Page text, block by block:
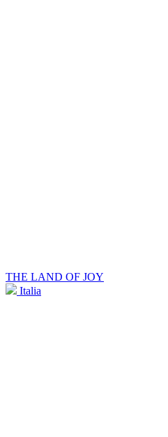
THE LAND OF JOY
Italia